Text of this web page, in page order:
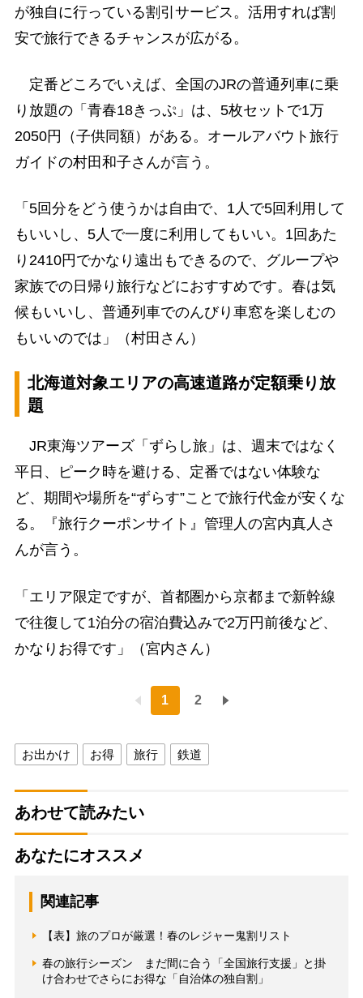
が独自に行っている割引サービス。活用すれば割
安で旅行できるチャンスが広がる。
定番どころでいえば、全国のJRの普通列車に乗
り放題の「青春18きっぷ」は、5枚セットで1万
2050円（子供同額）がある。オールアバウト旅行
ガイドの村田和子さんが言う。
「5回分をどう使うかは自由で、1人で5回利用して
もいいし、5人で一度に利用してもいい。1回あた
り2410円でかなり遠出もできるので、グループや
家族での日帰り旅行などにおすすめです。春は気
候もいいし、普通列車でのんびり車窓を楽しむの
もいいのでは」（村田さん）
北海道対象エリアの高速道路が定額乗り放
題
JR東海ツアーズ「ずらし旅」は、週末ではなく
平日、ピーク時を避ける、定番ではない体験な
ど、期間や場所を“ずらす”ことで旅行代金が安くな
る。『旅行クーポンサイト』管理人の宮内真人さ
んが言う。
「エリア限定ですが、首都圏から京都まで新幹線
で往復して1泊分の宿泊費込みで2万円前後など、
かなりお得です」（宮内さん）
1 2
お出かけ お得 旅行 鉄道
あわせて読みたい
あなたにオススメ
関連記事
【表】旅のプロが厳選！春のレジャー鬼割リスト
春の旅行シーズン まだ間に合う「全国旅行支援」と掛
け合わせでさらにお得な「自治体の独自割」